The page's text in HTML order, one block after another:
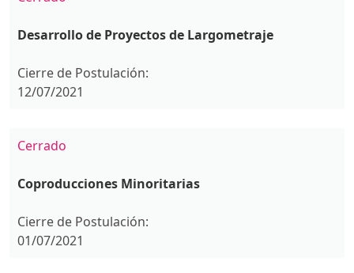
Desarrollo de Proyectos de Largometraje
Cierre de Postulación:
12/07/2021
Cerrado
Coproducciones Minoritarias
Cierre de Postulación:
01/07/2021